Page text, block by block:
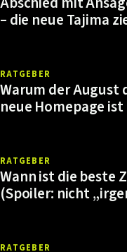
– die neue Tajima
RATGEBER
Warum der August
neue Homepage ist
RATGEBER
Wann ist die beste
(Spoiler: nicht
RATGEBER